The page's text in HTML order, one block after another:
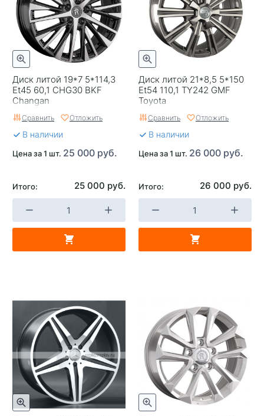
Завод изготовитель Replay
Диск литой 19*7 5*114,3
Et45 60,1 CHG30 BKF
Changan
Сравнить Отложить
В наличии
Цена за 1 шт. 25 000 руб.
Итого: 25 000 руб.
Диск литой 21*8,5 5*150
Et54 110,1 TY242 GMF
Toyota
Сравнить Отложить
В наличии
Цена за 1 шт. 26 000 руб.
Итого: 26 000 руб.